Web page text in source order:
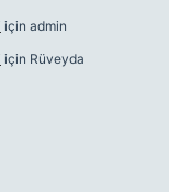
için admin
için Rüveyda